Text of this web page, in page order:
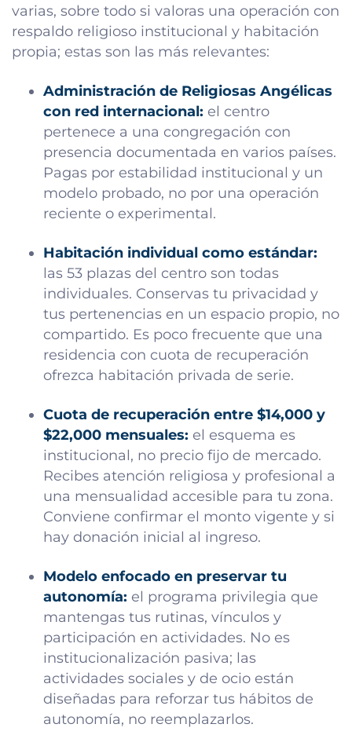
varias, sobre todo si valoras una operación con
respaldo religioso institucional y habitación
propia; estas son las más relevantes:
Administración de Religiosas Angélicas
con red internacional: el centro
pertenece a una congregación con
presencia documentada en varios países.
Pagas por estabilidad institucional y un
modelo probado, no por una operación
reciente o experimental.
Habitación individual como estándar:
las 53 plazas del centro son todas
individuales. Conservas tu privacidad y
tus pertenencias en un espacio propio, no
compartido. Es poco frecuente que una
residencia con cuota de recuperación
ofrezca habitación privada de serie.
Cuota de recuperación entre $14,000 y
$22,000 mensuales: el esquema es
institucional, no precio fijo de mercado.
Recibes atención religiosa y profesional a
una mensualidad accesible para tu zona.
Conviene confirmar el monto vigente y si
hay donación inicial al ingreso.
Modelo enfocado en preservar tu
autonomía: el programa privilegia que
mantengas tus rutinas, vínculos y
participación en actividades. No es
institucionalización pasiva; las
actividades sociales y de ocio están
diseñadas para reforzar tus hábitos de
autonomía, no reemplazarlos.